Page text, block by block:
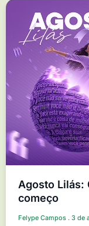
Agosto Lilás:
começo
Felype Campos 3 de